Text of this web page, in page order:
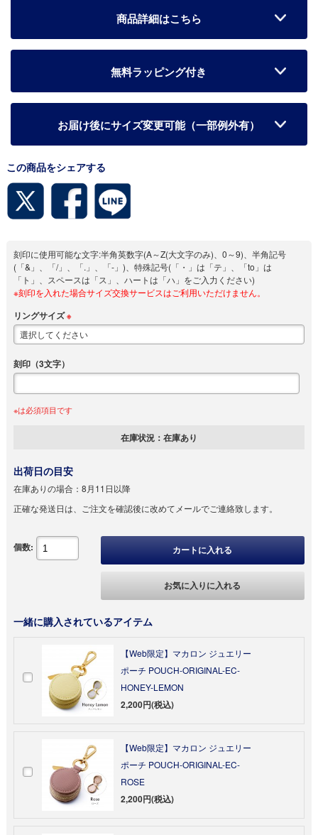
商品詳細はこちら
無料ラッピング付き
お届け後にサイズ変更可能（一部例外有）
この商品をシェアする
刻印に使用可能な文字:半角英数字(A～Z(大文字のみ)、0～9)、半角記号
(「&」、「/」、「.」、「-」)、特殊記号(「・」は「テ」、「to」は
「ト」、スペースは「ス」、ハートは「ハ」をご入力ください)
※刻印を入れた場合サイズ交換サービスはご利用いただけません。
リングサイズ※
刻印（3文字）
※は必須項目です
在庫状況： 在庫あり
出荷日の目安
在庫ありの場合： 8月11日以降
正確な発送日は、ご注文を確認後に改めてメールでご連絡致します。
個数: カートに入れる
お気に入りに入れる
一緒に購入されているアイテム
【Web限定】マカロン ジュエリー
ポーチ POUCH-ORIGINAL-EC-
HONEY-LEMON
2,200円(税込)
【Web限定】マカロン ジュエリー
ポーチ POUCH-ORIGINAL-EC-
ROSE
2,200円(税込)